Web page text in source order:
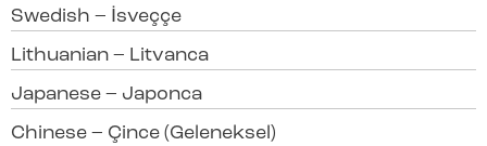
Swedish – İsveççe
Lithuanian – Litvanca
Japanese – Japonca
Chinese – Çince (Geleneksel)